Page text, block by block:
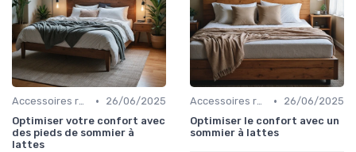
Accessoires recommandés •
26/06/2025
Optimiser votre confort avec
des pieds de sommier à
lattes
Accessoires recommandés •
26/06/2025
Optimiser le confort avec un
sommier à lattes